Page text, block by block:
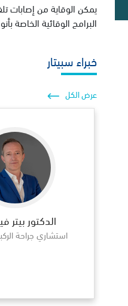
يمكن الوقاية من إصابات
البرامج الوقائية الخاصة
خبراء سبيتار
عرض الكل
الدكتور بيتر
استشاري جراحة